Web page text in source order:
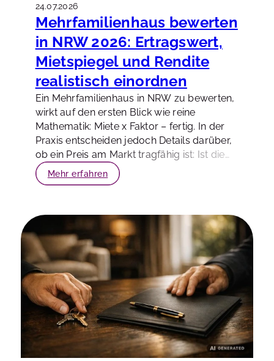
24.07.2026
Mehrfamilienhaus bewerten
in NRW 2026: Ertragswert,
Mietspiegel und Rendite
realistisch einordnen
Ein Mehrfamilienhaus in NRW zu bewerten,
wirkt auf den ersten Blick wie reine
Mathematik: Miete x Faktor – fertig. In der
Praxis entscheiden jedoch Details darüber,
ob ein Preis am Markt tragfähig ist: Ist die
Ist-Miete wirklich nachhaltig? Passt die
Miete zur Lage und zum Mietspiegel?
Liegenschaftszins auf den Ertragswert aus?
Gerade 2026, in einem Umfeld mit
anspruchsvollerer Finanzierung und
stärkerer Käuferprüfung, zahlt sich eine
Bewertung aus, die Zahlen und Realität
zusammenbringt. Dieser Abschnitt zeigt,
wie Eigentümer in NRW Ertragswert,
Mietspiegel und Rendite so einordnen, dass
daraus eine belastbare Grundlage für den
Verkauf wird.
Mehr erfahren